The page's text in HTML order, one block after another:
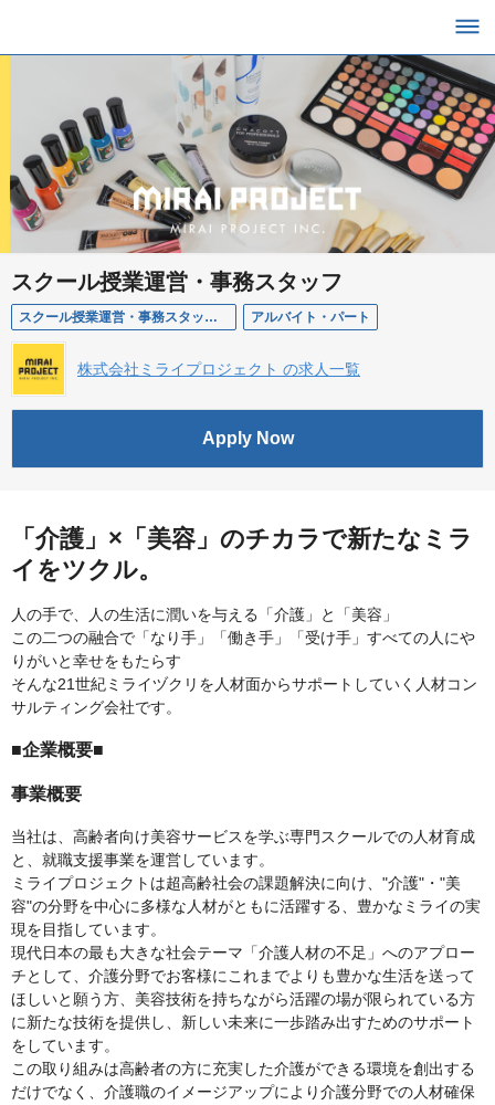
スクール授業運営・事務スタッフ
スクール授業運営・事務スタッフ ※アルバイト・パート（東京） アルバイト・パート
株式会社ミライプロジェクト の求人一覧
Apply Now
「介護」×「美容」のチカラで新たなミラ
イをツクル。
人の手で、人の生活に潤いを与える「介護」と「美容」
この二つの融合で「なり手」「働き手」「受け手」すべての人にや
りがいと幸せをもたらす
そんな21世紀ミライヅクリを人材面からサポートしていく人材コン
サルティング会社です。
■企業概要■
事業概要
当社は、高齢者向け美容サービスを学ぶ専門スクールでの人材育成
と、就職支援事業を運営しています。
ミライプロジェクトは超高齢社会の課題解決に向け、"介護"・"美
容"の分野を中心に多様な人材がともに活躍する、豊かなミライの実
現を目指しています。
現代日本の最も大きな社会テーマ「介護人材の不足」へのアプロー
チとして、介護分野でお客様にこれまでよりも豊かな生活を送って
ほしいと願う方、美容技術を持ちながら活躍の場が限られている方
に新たな技術を提供し、新しい未来に一歩踏み出すためのサポート
をしています。
この取り組みは高齢者の方に充実した介護ができる環境を創出する
だけでなく、介護職のイメージアップにより介護分野での人材確保